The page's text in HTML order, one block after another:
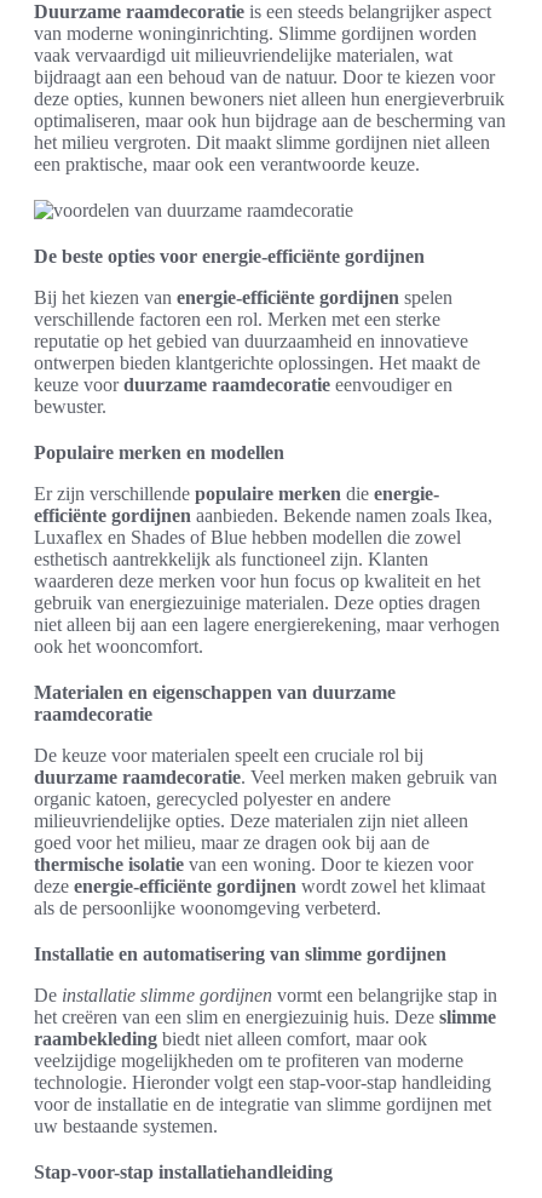
Duurzame raamdecoratie is een steeds belangrijker aspect
van moderne woninginrichting. Slimme gordijnen worden
vaak vervaardigd uit milieuvriendelijke materialen, wat
bijdraagt aan een behoud van de natuur. Door te kiezen voor
deze opties, kunnen bewoners niet alleen hun energieverbruik
optimaliseren, maar ook hun bijdrage aan de bescherming van
het milieu vergroten. Dit maakt slimme gordijnen niet alleen
een praktische, maar ook een verantwoorde keuze.
De beste opties voor energie-efficiënte gordijnen
Bij het kiezen van energie-efficiënte gordijnen spelen
verschillende factoren een rol. Merken met een sterke
reputatie op het gebied van duurzaamheid en innovatieve
ontwerpen bieden klantgerichte oplossingen. Het maakt de
keuze voorduurzame raamdecoratie eenvoudiger en
bewuster.
Populaire merken en modellen
Er zijn verschillende populaire merken die energie-
efficiënte gordijnen aanbieden. Bekende namen zoals Ikea,
Luxaflex en Shades of Blue hebben modellen die zowel
esthetisch aantrekkelijk als functioneel zijn. Klanten
waarderen deze merken voor hun focus op kwaliteit en het
gebruik van energiezuinige materialen. Deze opties dragen
niet alleen bij aan een lagere energierekening, maar verhogen
ook het wooncomfort.
Materialen en eigenschappen van duurzame
raamdecoratie
De keuze voor materialen speelt een cruciale rol bij
duurzame raamdecoratie. Veel merken maken gebruik van
organic katoen, gerecycled polyester en andere
milieuvriendelijke opties. Deze materialen zijn niet alleen
goed voor het milieu, maar ze dragen ook bij aan de
thermische isolatie van een woning. Door te kiezen voor
deze energie-efficiënte gordijnen wordt zowel het klimaat
als de persoonlijke woonomgeving verbeterd.
Installatie en automatisering van slimme gordijnen
De installatie slimme gordijnen vormt een belangrijke stap in
het creëren van een slim en energiezuinig huis. Deze slimme
raambekleding biedt niet alleen comfort, maar ook
veelzijdige mogelijkheden om te profiteren van moderne
technologie. Hieronder volgt een stap-voor-stap handleiding
voor de installatie en de integratie van slimme gordijnen met
uw bestaande systemen.
Stap-voor-stap installatiehandleiding